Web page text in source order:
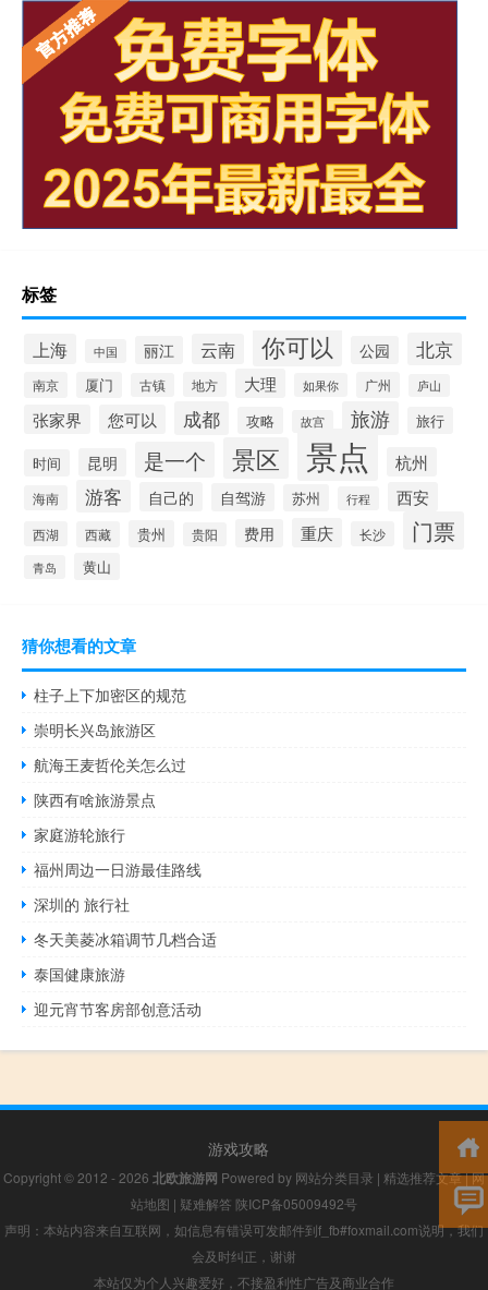
标签
上海 中国 丽江 云南 你可以 公园 北京
南京 厦门 古镇 地方 大理 如果你 广州 庐山
张家界 您可以 成都 攻略 故宫 旅游 旅行
时间 昆明 是一个 景区 景点 杭州
海南 游客 自己的 自驾游 苏州 行程 西安
西湖 西藏 贵州 贵阳 费用 重庆 长沙 门票
青岛 黄山
猜你想看的文章
柱子上下加密区的规范
崇明长兴岛旅游区
航海王麦哲伦关怎么过
陕西有啥旅游景点
家庭游轮旅行
福州周边一日游最佳路线
深圳的 旅行社
冬天美菱冰箱调节几档合适
泰国健康旅游
迎元宵节客房部创意活动
游戏攻略
Copyright © 2012 - 2026 北欧旅游网 Powered by 网站分类目录 | 精选推荐文章|网
站地图 | 疑难解答 陕ICP备05009492号
声明：本站内容来自互联网，如信息有错误可发邮件到f_fb#foxmail.com说明，我们
会及时纠正，谢谢
本站仅为个人兴趣爱好，不接盈利性广告及商业合作